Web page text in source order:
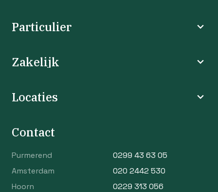
Particulier
Zakelijk
Locaties
Contact
Purmerend
0299 43 63 05
Amsterdam
020 2442 530
Hoorn
0229 313 056